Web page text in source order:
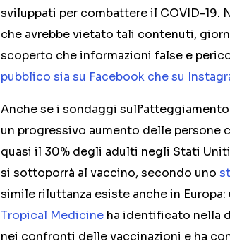
sviluppati per combattere il COVID-19.
che avrebbe vietato tali contenuti,
scoperto che informazioni false e
pubblico sia su Facebook che su
Anche se i sondaggi
un progressivo aumento delle persone
quasi il 30% degli adulti negli Stati
si sottoporrà al vaccino, secondo uno
simile riluttanza esiste anche in Europa:
Tropical Medicine ha identificato nella
nei confronti delle vaccinazioni e ha